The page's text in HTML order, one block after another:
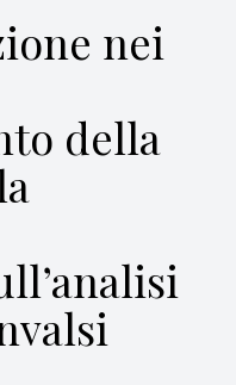
nei
della